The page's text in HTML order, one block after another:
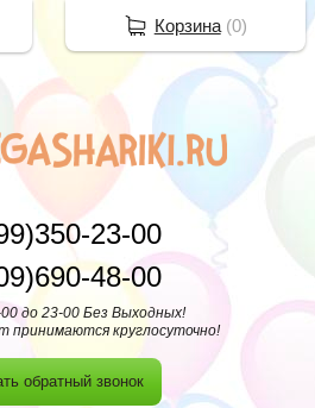
23-00
48-00
до 23-00 Без Выходных!
принимаются круглосуточно!
обратный звонок
Корзина(0)